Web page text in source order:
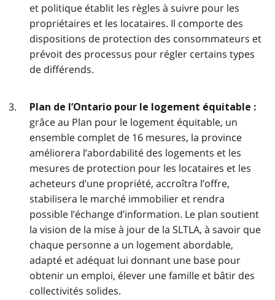
et politique établit les règles à suivre pour les
propriétaires et les locataires. Il comporte des
dispositions de protection des consommateurs et
prévoit des processus pour régler certains types
de différends.
Plan de l’Ontario pour le logement équitable :
grâce au Plan pour le logement équitable, un
ensemble complet de 16 mesures, la province
améliorera l’abordabilité des logements et les
mesures de protection pour les locataires et les
acheteurs d’une propriété, accroîtra l’offre,
stabilisera le marché immobilier et rendra
possible l’échange d’information. Le plan soutient
la vision de la mise à jour de la SLTLA, à savoir que
chaque personne a un logement abordable,
adapté et adéquat lui donnant une base pour
obtenir un emploi, élever une famille et bâtir des
collectivités solides.